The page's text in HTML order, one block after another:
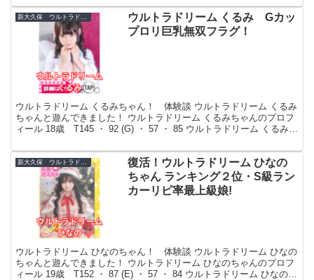
ウルトラドリーム くるみ Gカッ
プロリ巨乳無双フラグ！
ウルトラドリーム くるみちゃん！ 体験談 ウルトラドリーム くるみ
ちゃんと遊んできました！ ウルトラドリーム くるみちゃんのプロフ
ィール 18歳 T145 ・ 92 (G) ・ 57 ・ 85 ウルトラドリーム くるみち
復活！ウルトラドリーム ひなの
ちゃん ランキング２位・S級ラン
カーリピ率最上級娘!
ウルトラドリーム ひなのちゃん！ 体験談 ウルトラドリーム ひなの
ちゃんと遊んできました！ ウルトラドリーム ひなのちゃんのプロフ
ィール 19歳 T152 ・ 87 (E) ・ 57 ・ 84 ウルトラドリーム ひなのち